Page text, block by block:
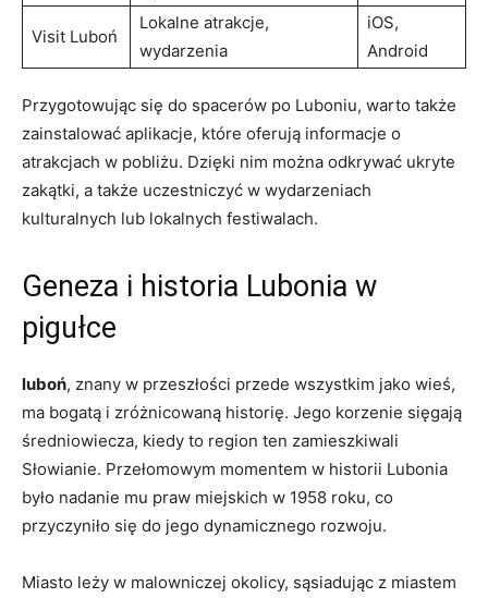
Visit Luboń
Lokalne atrakcje,
wydarzenia
iOS,
Android
Przygotowując się do spacerów po Luboniu, warto także
zainstalować aplikacje, które oferują informacje o
atrakcjach w pobliżu. Dzięki nim można odkrywać ukryte
zakątki, a także uczestniczyć w wydarzeniach
kulturalnych lub lokalnych festiwalach.
Geneza i historia Lubonia w
pigułce
luboń, znany w przeszłości przede wszystkim jako wieś,
ma bogatą i zróżnicowaną historię. Jego korzenie sięgają
średniowiecza, kiedy to region ten zamieszkiwali
Słowianie. Przełomowym momentem w historii Lubonia
było nadanie mu praw miejskich w 1958 roku, co
przyczyniło się do jego dynamicznego rozwoju.
Miasto leży w malowniczej okolicy, sąsiadując z miastem